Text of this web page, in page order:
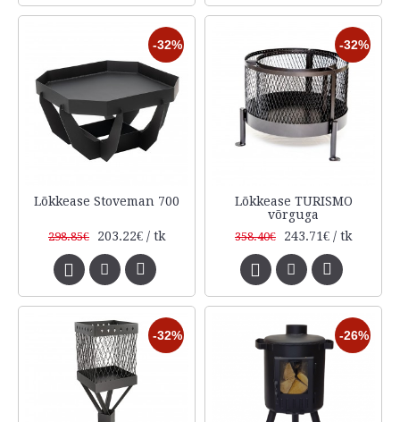
-32%
Lõkkease Stoveman 700
298.85€ 203.22€ / tk
-32%
Lõkkease TURISMO
võrguga
358.40€ 243.71€ / tk
-32% -26%